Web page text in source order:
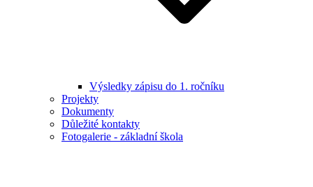
Výsledky zápisu do 1. ročníku
Projekty
Dokumenty
Důležité kontakty
Fotogalerie - základní škola